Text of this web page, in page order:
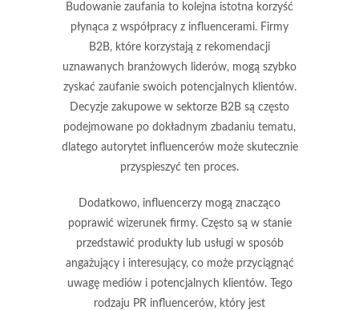
Budowanie zaufania to kolejna istotna korzyść
płynąca z współpracy z influencerami. Firmy
B2B, które korzystają z rekomendacji
uznawanych branżowych liderów, mogą szybko
zyskać zaufanie swoich potencjalnych klientów.
Decyzje zakupowe w sektorze B2B są często
podejmowane po dokładnym zbadaniu tematu,
dlatego autorytet influencerów może skutecznie
przyspieszyć ten proces.
Dodatkowo, influencerzy mogą znacząco
poprawić wizerunek firmy. Często są w stanie
przedstawić produkty lub usługi w sposób
angażujący i interesujący, co może przyciągnąć
uwagę mediów i potencjalnych klientów. Tego
rodzaju PR influencerów, który jest